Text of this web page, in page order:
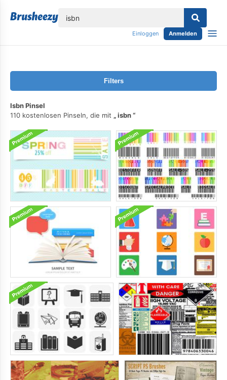
Einloggen Anmelden
Filters
Isbn Pinsel
110 kostenlosen Pinseln, die mit
isbn